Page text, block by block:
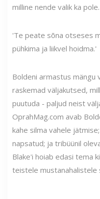
milline nende valik ka pole.
'Te peate sõna otseses
pühkima ja liikvel hoidma.'
Boldeni armastus mängu
raskemad väljakutsed,
puutuda - paljud neist
OprahMag.com avab
kahe silma vahele
napsatud; ja tribüünil
Blake'i hoiab edasi tema
teistele mustanahalistele